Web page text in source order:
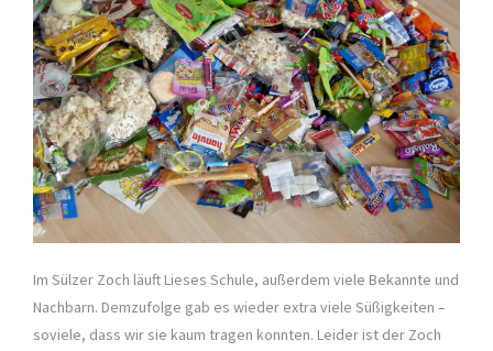
Im Sülzer Zoch läuft Lieses Schule, außerdem viele Bekannte und
Nachbarn. Demzufolge gab es wieder extra viele Süßigkeiten –
soviele, dass wir sie kaum tragen konnten. Leider ist der Zoch